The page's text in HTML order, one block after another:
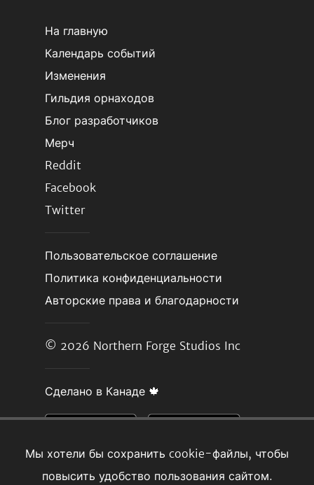
Мы хотели бы сохранить cookie-файлы, чтобы
повысить удобство пользования сайтом.
На главную
Календарь событий
Изменения
Гильдия орнаходов
Блог разработчиков
Мерч
Reddit
Facebook
Twitter
Пользовательское соглашение
Политика конфиденциальности
Авторские права и благодарности
© 2026 Northern Forge Studios Inc
Сделано в Канаде 🍁